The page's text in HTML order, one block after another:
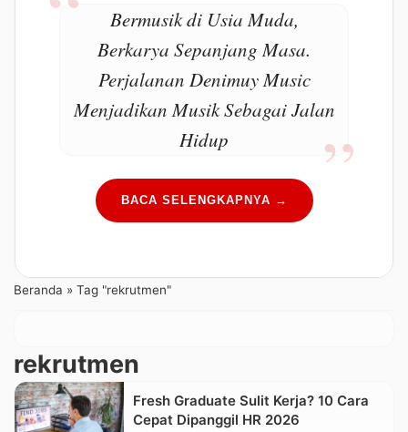
Bermusik di Usia Muda,
Berkarya Sepanjang Masa.
Perjalanan Denimuy Music
Menjadikan Musik Sebagai Jalan
Hidup
BACA SELENGKAPNYA →
Beranda » Tag "rekrutmen"
rekrutmen
Fresh Graduate Sulit Kerja? 10 Cara
Cepat Dipanggil HR 2026